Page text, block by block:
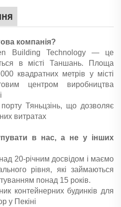
компанія?
Building Technology — це
в місті Таншань. Площа
квадратних метрів у місті
центром виробництва
Тяньцзінь, що дозволяє
витратах
в нас, а не у інших
20-річним досвідом і маємо
рівня, які займаються
понад 15 років.
контейнерних будинків для
у Пекіні